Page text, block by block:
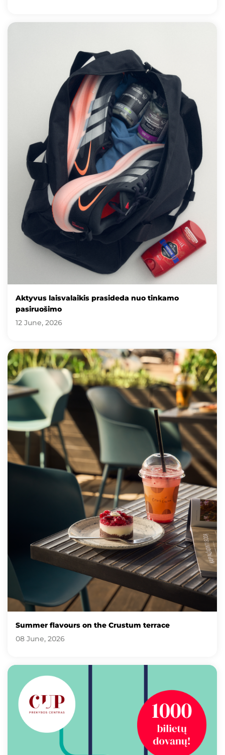
Aktyvus laisvalaikis prasideda nuo tinkamo
pasiruošimo
12 June, 2026
Summer flavours on the Crustum terrace
08 June, 2026